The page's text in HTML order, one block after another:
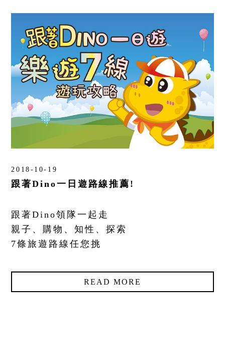
2018-10-19
跟著Dino一日遊路線推薦!
跟著Dino領隊一起走
親子、購物、知性、探索
7條旅遊路線任您挑
READ MORE